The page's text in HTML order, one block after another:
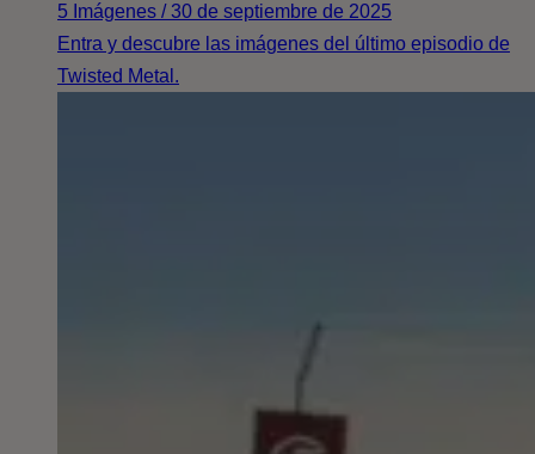
5 Imágenes / 30 de septiembre de 2025
Entra y descubre las imágenes del último episodio de
Twisted Metal.